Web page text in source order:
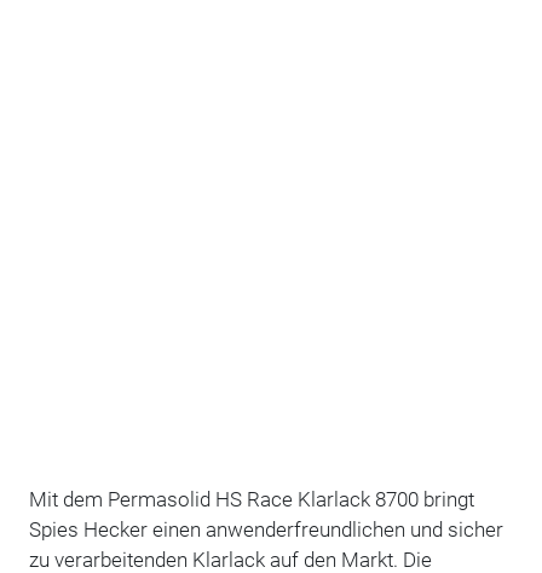
Mit dem Permasolid HS Race Klarlack 8700 bringt
Spies Hecker einen anwenderfreundlichen und sicher
zu verarbeitenden Klarlack auf den Markt. Die